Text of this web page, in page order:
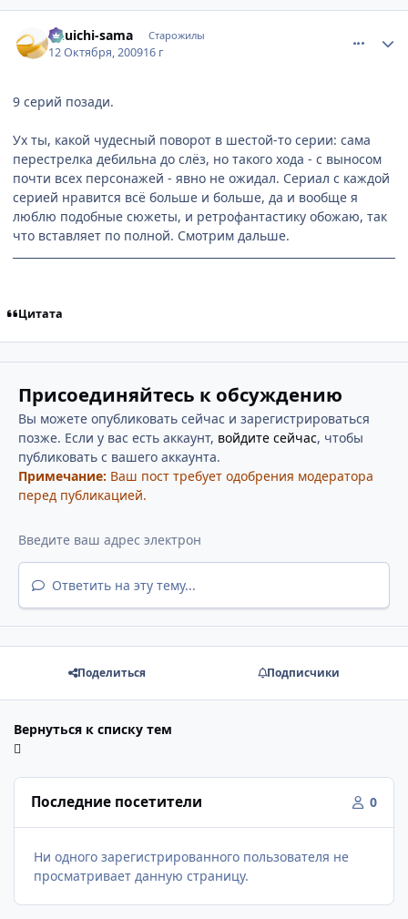
Yuuichi-sama Старожилы
12 Октября, 200916 г
9 серий позади.
Ух ты, какой чудесный поворот в шестой-то серии: сама
перестрелка дебильна до слёз, но такого хода - с выносом
почти всех персонажей - явно не ожидал. Сериал с каждой
серией нравится всё больше и больше, да и вообще я
люблю подобные сюжеты, и ретрофантастику обожаю, так
что вставляет по полной. Смотрим дальше.
Цитата
Присоединяйтесь к обсуждению
Вы можете опубликовать сейчас и зарегистрироваться
позже. Если у вас есть аккаунт, войдите сейчас, чтобы
публиковать с вашего аккаунта.
Примечание: Ваш пост требует одобрения модератора
перед публикацией.
Ответить на эту тему...
Поделиться Подписчики
Вернуться к списку тем
Последние посетители 0
Ни одного зарегистрированного пользователя не
просматривает данную страницу.